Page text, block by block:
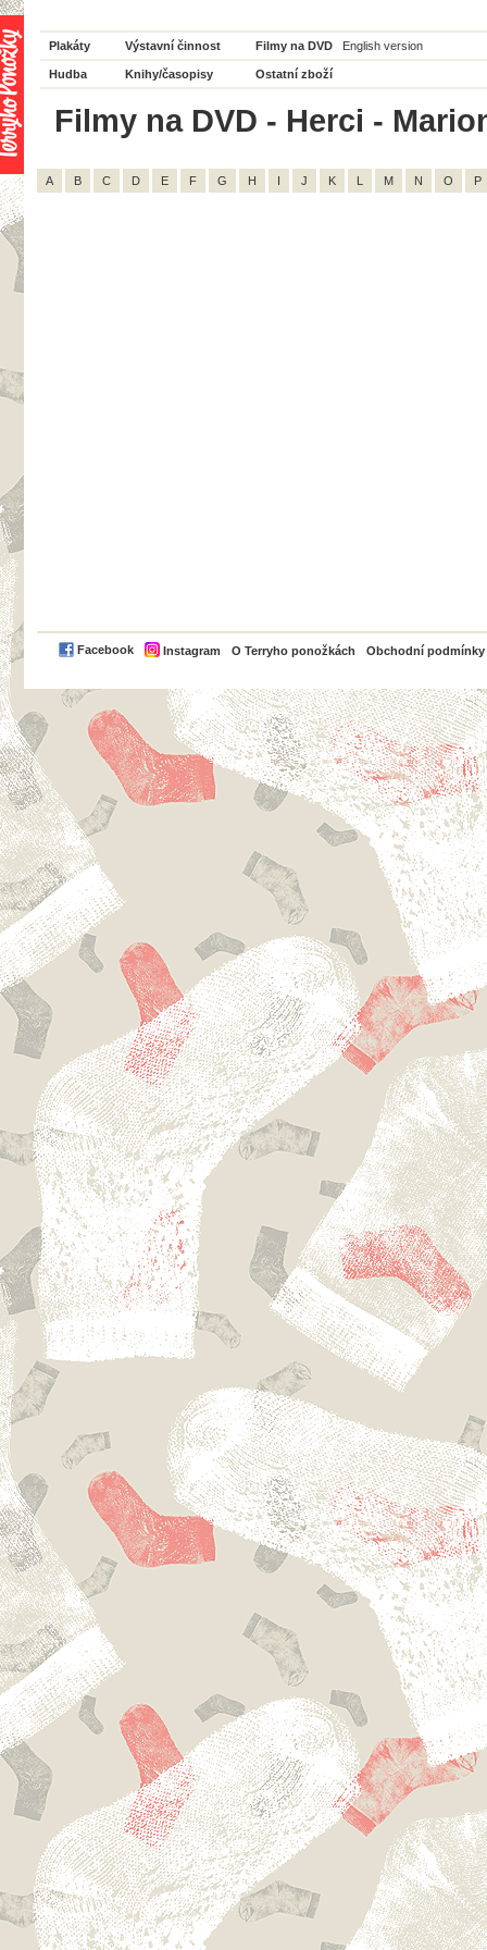
Plakáty Výstavní činnost Filmy na DVD English version
Hudba Knihy/časopisy Ostatní zboží
Filmy na DVD - Herci -
A B C D E F G H I J K L M N O P
Facebook Instagram O Terryho ponožkách Obchodní podmínky
PayPal